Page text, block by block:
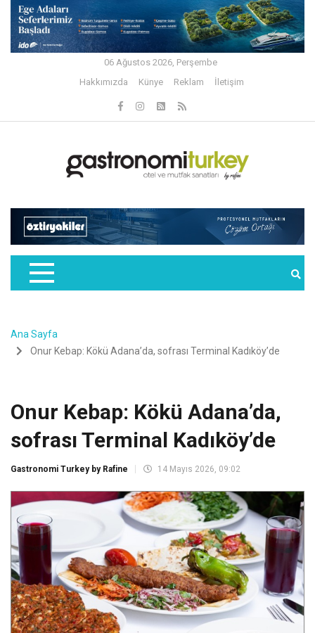
06 Ağustos 2026, Perşembe
Hakkımızda
Künye Reklam İletişim
Ana Sayfa
Onur Kebap: Kökü Adana’da, sofrası Terminal Kadıköy’de
Onur Kebap: Kökü Adana’da,
sofrası Terminal Kadıköy’de
Gastronomi Turkey by Rafine 14 Mayıs 2026, 09:02